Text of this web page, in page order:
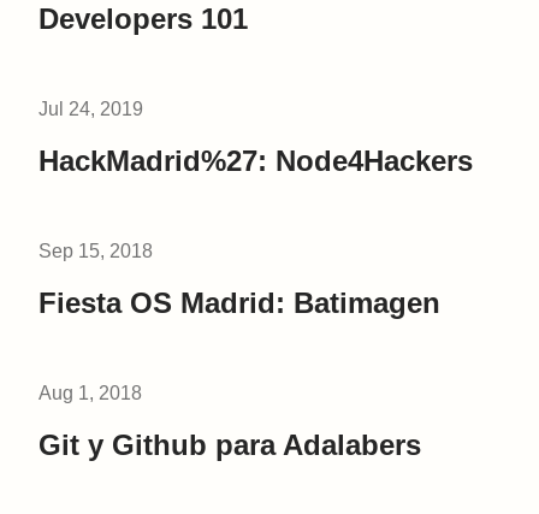
Developers 101
Jul 24, 2019
HackMadrid%27: Node4Hackers
Sep 15, 2018
Fiesta OS Madrid: Batimagen
Aug 1, 2018
Git y Github para Adalabers